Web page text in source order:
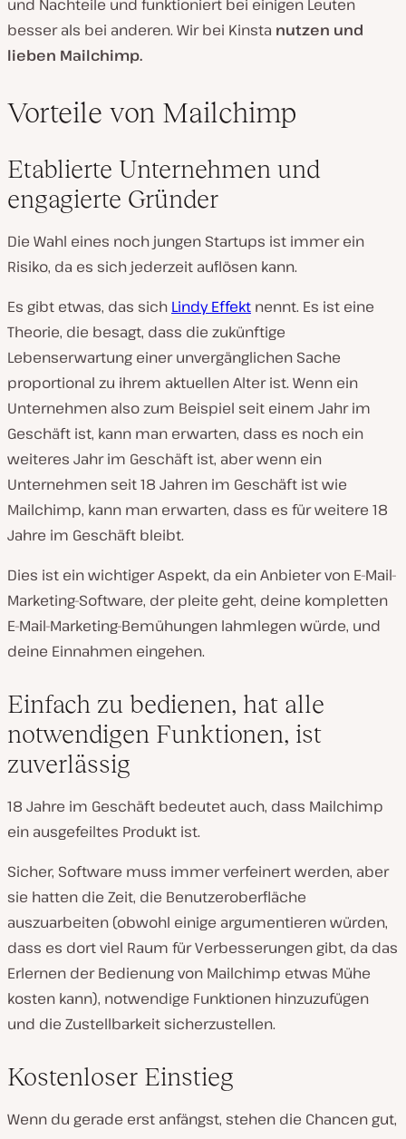
und Nachteile und funktioniert bei einigen Leuten
besser als bei anderen. Wir bei Kinsta nutzen und
lieben Mailchimp.
Vorteile von Mailchimp
Etablierte Unternehmen und
engagierte Gründer
Die Wahl eines noch jungen Startups ist immer ein
Risiko, da es sich jederzeit auflösen kann.
Es gibt etwas, das sich Lindy Effekt nennt. Es ist eine
Theorie, die besagt, dass die zukünftige
Lebenserwartung einer unvergänglichen Sache
proportional zu ihrem aktuellen Alter ist. Wenn ein
Unternehmen also zum Beispiel seit einem Jahr im
Geschäft ist, kann man erwarten, dass es noch ein
weiteres Jahr im Geschäft ist, aber wenn ein
Unternehmen seit 18 Jahren im Geschäft ist wie
Mailchimp, kann man erwarten, dass es für weitere 18
Jahre im Geschäft bleibt.
Dies ist ein wichtiger Aspekt, da ein Anbieter von E-Mail-
Marketing-Software, der pleite geht, deine kompletten
E-Mail-Marketing-Bemühungen lahmlegen würde, und
deine Einnahmen eingehen.
Einfach zu bedienen, hat alle
notwendigen Funktionen, ist
zuverlässig
18 Jahre im Geschäft bedeutet auch, dass Mailchimp
ein ausgefeiltes Produkt ist.
Sicher, Software muss immer verfeinert werden, aber
sie hatten die Zeit, die Benutzeroberfläche
auszuarbeiten (obwohl einige argumentieren würden,
dass es dort viel Raum für Verbesserungen gibt, da das
Erlernen der Bedienung von Mailchimp etwas Mühe
kosten kann), notwendige Funktionen hinzuzufügen
und die Zustellbarkeit sicherzustellen.
Kostenloser Einstieg
Wenn du gerade erst anfängst, stehen die Chancen gut,